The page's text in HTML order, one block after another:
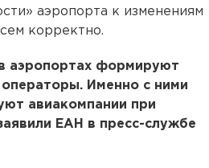
аэропорта к изменениям
корректно.
аэропортах формируют
Именно с ними
авиакомпании при
ЕАН в пресс-службе